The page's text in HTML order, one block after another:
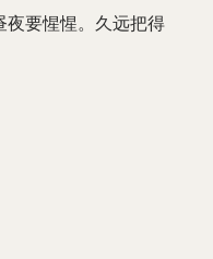
夜要惺惺。久远把得